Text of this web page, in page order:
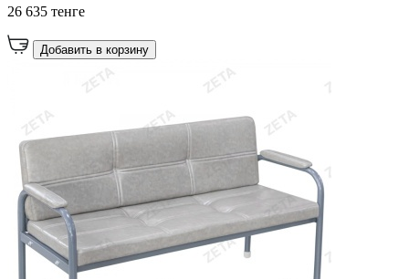
26 635 тенге
Добавить в корзину